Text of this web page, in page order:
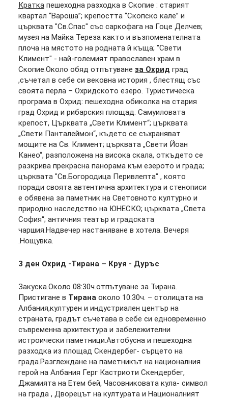
Кратка пешеходна разходка в Скопие : старият
квартал “Вароша”; крепостта “Скопско кале” и
църквата "Св.Спас" със саркофага на Гоце Делчев;
музея на Майка Тереза както и възпоменателната
плоча на мястото на родната й къща; "Свети
Климент" - най-големият православен храм в
Скопие.Около обяд отпътуване за Охрид град
,съчетал в себе си вековна история , блестящ със
своята перла – Охридското езеро. Туристическа
програма в Охрид: пешеходна обиколка на стария
град Охрид и рибарския площад. Самуиловата
крепост, Църквата „Свети Климент“; църквата
„Свети Панталеймон“, където се съхраняват
мощите на Св. Климент; църквата „Свети Йоан
Канео“, разположена на висока скала, откъдето се
разкрива прекрасна панорама към езерото и града;
църквата "Св.Богородица Перивлепта" , която
поради своята автентична архитектура и стенописи
е обявена за паметник на Световното културно и
природно наследство на ЮНЕСКО; църквата „Света
София“; античния театър и градската
чаршия.Надвечер настаняване в хотела. Вечеря
.Нощувка.
3 ден Охрид -Тирана – Круя - Дуръс
Закуска.Около 08:30ч.отпътуване за Тирана.
Пристигане в Тирана около 10:30ч. – столицата на
Албания,културен и индустриален център на
страната, градът съчетава в себе си едновременно
съвременна архитектура и забележителни
истроически паметници.Автобусна и пешеходна
разходка из площад Скендербег- сърцето на
града.Разглеждане на паметникът на националния
герой на Албания Герг Кастриоти Скендербег,
Джамията на Етем бей, Часовниковата кула- символ
на града , Дворецът на културата и Националният